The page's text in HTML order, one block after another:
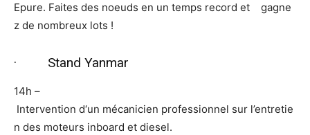
Epure. Faites des noeuds en un temps record et gagne
z de nombreux lots !
· Stand Yanmar
14h –
Intervention d‘un mécanicien professionnel sur l’entretie
n des moteurs inboard et diesel.